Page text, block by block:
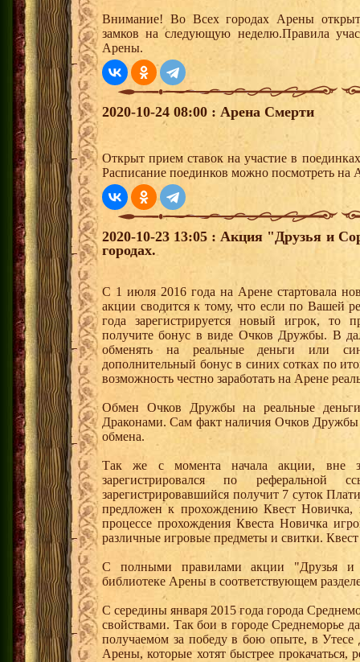
Внимание! Во Всех городах Арены
замков на следующую неделю.Правила
Арены.
2020-10-24 08:00 : Арена Смерти
Открыт прием ставок на участие в
Расписание поединков можно посмотреть на
2020-10-23 13:05 : Акция "Друзья и
городах.
С 1 июля 2016 года на Арене стартовала
акции сводится к тому, что если по Вашей
года зарегистрируется новый игрок,
получите бонус в виде Очков Дружбы. В
обменять на реальные деньги или
дополнительный бонус в синих сотках по
возможность честно заработать на Арене
Обмен Очков Дружбы на реальные деньги
Драконами. Сам факт наличия Очков Дружбы
обмена.
Так же с момента начала акции, вне
зарегистрировался по
зарегистрировавшийся получит 7 суток
предложен к прохождению Квест
процессе прохождения Квеста Новичка
различные игровые предметы и свитки.
С полными правилами акции "Друзья и
библиотеке Арены в соответствующем
С середины января 2015 года города
свойствами. Так бои в городе Среднеморье
получаемом за победу в бою опыте, в
Арены, которые хотят быстрее прокачаться,